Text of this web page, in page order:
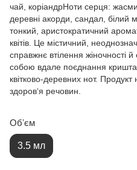
чай, коріандрНоти серця:
деревні акорди, сандал, білий
тонкий, аристократичний
квітів. Це містичний,
справжнє втілення жіночності
собою вдале поєднання
квітково-деревних нот. Продукт
здоров‘я речовин.
Обʼєм
3.5 мл